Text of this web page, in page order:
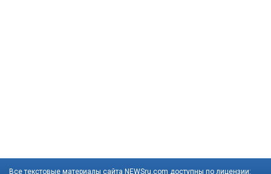
Все текстовые материалы сайта NEWSru.com доступны по лицензии: